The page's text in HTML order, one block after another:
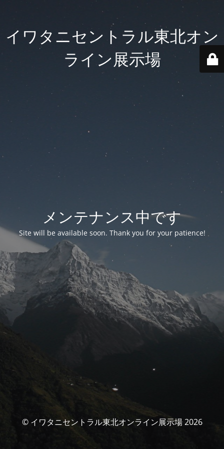
イワタニセントラル東北オン
ライン展示場
メンテナンス中です
Site will be available soon. Thank you for your patience!
© イワタニセントラル東北オンライン展示場 2026